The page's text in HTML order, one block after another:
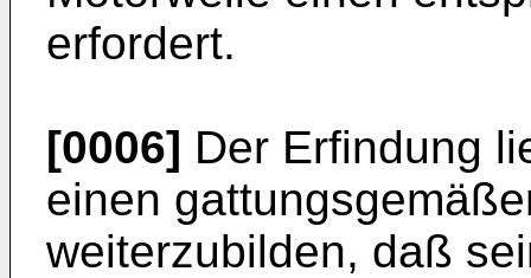
erfordert.
[0006] Der Erfindung
einen
weiterzubilden, daß